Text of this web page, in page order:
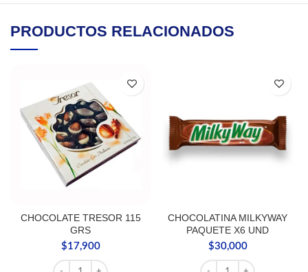
PRODUCTOS RELACIONADOS
CHOCOLATE TRESOR 115
GRS
$17,900
CHOCOLATE TRESOR 115 GRS cantidad
CHOCOLATINA MILKYWAY
PAQUETE X6 UND
$30,000
CHOCOLATINA